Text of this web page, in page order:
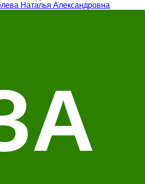
Наталья Александровна